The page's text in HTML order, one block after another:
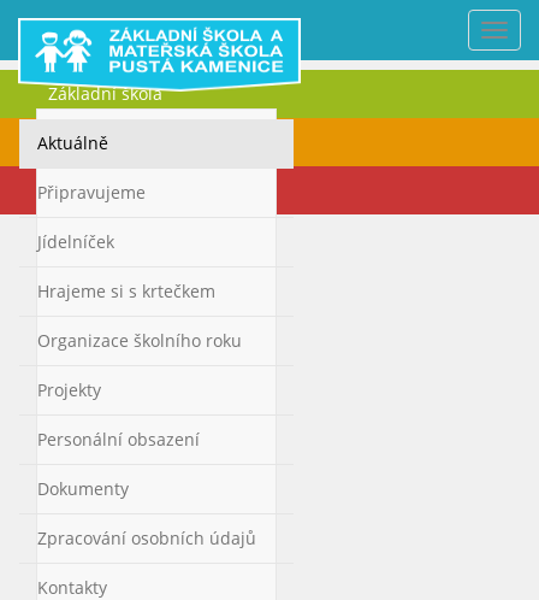
Základní škola
Mateřská škola
Kontakty
Aktuálně
Připravujeme
Jídelníček
Hrajeme si s krtečkem
Organizace školního roku
Projekty
Personální obsazení
Dokumenty
Zpracování osobních údajů
Kontakty